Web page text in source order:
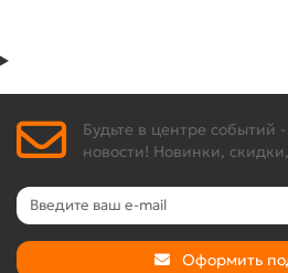
Будьте в центре
новости! Новинки,
Оформить